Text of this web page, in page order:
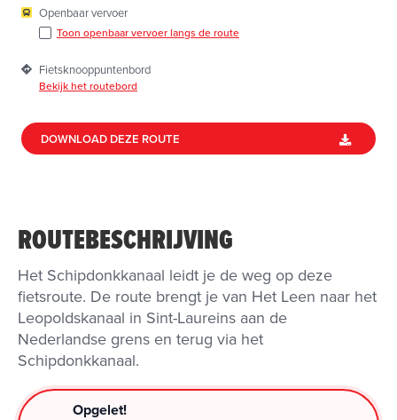
Openbaar vervoer
Toon openbaar vervoer langs de route
Fietsknooppuntenbord
Bekijk het routebord
DOWNLOAD DEZE ROUTE
ROUTEBESCHRIJVING
Het Schipdonkkanaal leidt je de weg op deze
fietsroute. De route brengt je van Het Leen naar het
Leopoldskanaal in Sint-Laureins aan de
Nederlandse grens en terug via het
Schipdonkkanaal.
Opgelet!